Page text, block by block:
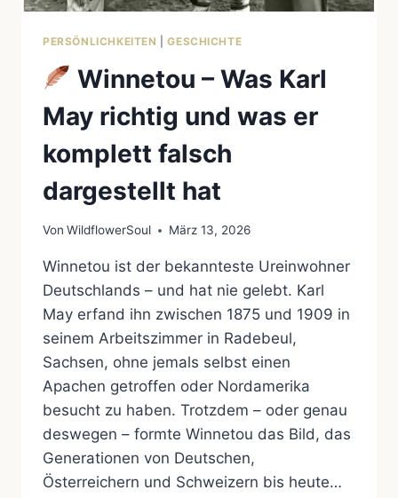
PERSÖNLICHKEITEN |GESCHICHTE
Winnetou – Was Karl
May richtig und was er
komplett falsch
dargestellt hat
Von WildflowerSoul März 13, 2026
Winnetou ist der bekannteste Ureinwohner
Deutschlands – und hat nie gelebt. Karl
May erfand ihn zwischen 1875 und 1909 in
seinem Arbeitszimmer in Radebeul,
Sachsen, ohne jemals selbst einen
Apachen getroffen oder Nordamerika
besucht zu haben. Trotzdem – oder genau
deswegen – formte Winnetou das Bild, das
Generationen von Deutschen,
Österreichern und Schweizern bis heute…